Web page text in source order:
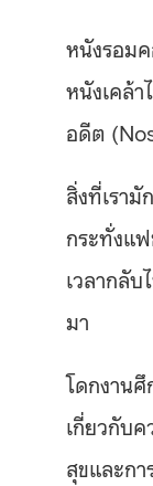
หนังรอม
หนังเคล้า
อดีต
สิ่งที่เรา
กระทั่งแ
เวลากลั
มา
โดกงานศึ
เกี่ยวกับ
สุขและกา